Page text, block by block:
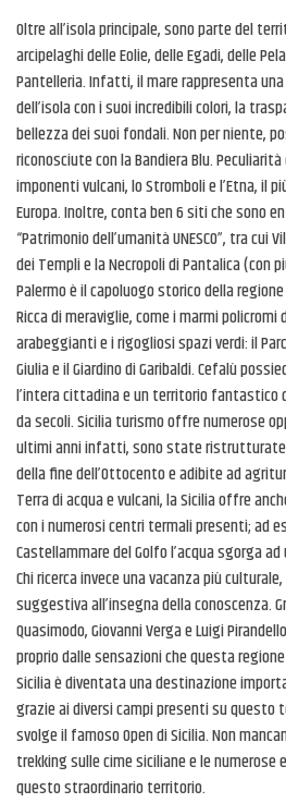
Oltre all’isola principale, sono parte del
arcipelaghi delle Eolie, delle Egadi, delle
Pantelleria. Infatti, il mare rappresenta
dell’isola con i suoi incredibili colori, la
bellezza dei suoi fondali. Non per niente,
riconosciute con la Bandiera Blu.
imponenti vulcani, lo Stromboli e l’Etna, il
Europa. Inoltre, conta ben 6 siti che sono
“Patrimonio dell’umanità UNESCO”, tra cui
dei Templi e la Necropoli di Pantalica (con
Palermo è il capoluogo storico della
Ricca di meraviglie, come i marmi policromi
arabeggianti e i rigogliosi spazi verdi: il
Giulia e il Giardino di Garibaldi. Cefalù
l’intera cittadina e un territorio fantastico
da secoli. Sicilia turismo offre numerose
ultimi anni infatti, sono state
della fine dell’Ottocento e adibite ad
Terra di acqua e vulcani, la Sicilia offre
con i numerosi centri termali presenti; ad
Castellammare del Golfo l’acqua sgorga
Chi ricerca invece una vacanza più
suggestiva all’insegna della conoscenza.
Quasimodo, Giovanni Verga e Luigi
proprio dalle sensazioni che questa
Sicilia è diventata una destinazione
grazie ai diversi campi presenti su questo
svolge il famoso Open di Sicilia. Non
trekking sulle cime siciliane e le numerose
questo straordinario territorio.